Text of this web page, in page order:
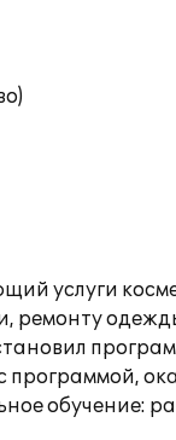
услуги
обучение: